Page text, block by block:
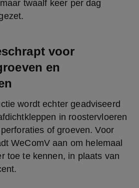
twaalf keer per dag
voor
en
wordt echter geadviseerd
in roostervloeren
of groeven. Voor
WeComV aan om helemaal
toe te kennen, in plaats van